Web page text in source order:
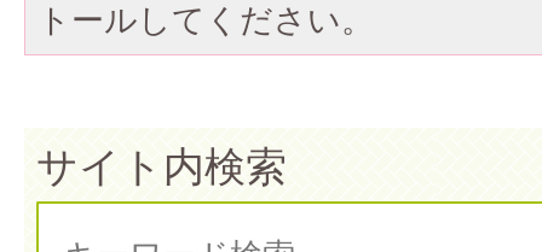
トールしてください。
サイト内検索